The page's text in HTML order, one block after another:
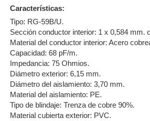
Características:
Tipo: RG-59B/U.
Sección conductor interior: 1 x 0,584 mm.
Material del conductor interior: Acero
Capacidad: 68 pF/m.
Impedancia: 75 Ohmios.
Diámetro exterior: 6,15 mm.
Diámetro del aislamiento: 3,70 mm.
Material del aislamiento: PE.
Tipo de blindaje: Trenza de cobre 90%.
Material cubierta exterior: PVC.